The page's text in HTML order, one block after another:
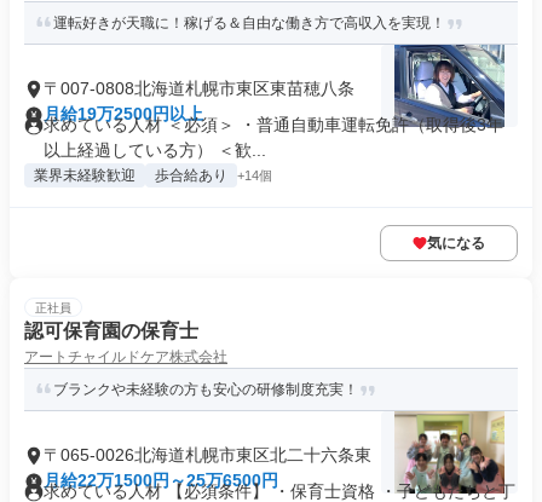
運転好きが天職に！稼げる＆自由な働き方で高収入を実現！
〒007-0808北海道札幌市東区東苗穂八条
月給19万2500円以上
求めている人材 ＜必須＞ ・普通自動車運転免許（取得後3年
以上経過している方） ＜歓...
業界未経験歓迎 歩合給あり +14個
気になる
正社員
認可保育園の保育士
アートチャイルドケア株式会社
ブランクや未経験の方も安心の研修制度充実！
〒065-0026北海道札幌市東区北二十六条東
月給22万1500円～25万6500円
求めている人材 【必須条件】 ・保育士資格 ・子どもたちと丁